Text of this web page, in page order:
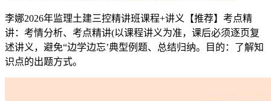
李娜2026年监理土建三控精讲班课程+讲义【推荐】考点精
讲：考情分析、考点精讲(以课程讲义为准，课后必须逐页复
述讲义，避免“边学边忘’典型例题、总结归纳。目的：了解知
识点的出题方式。